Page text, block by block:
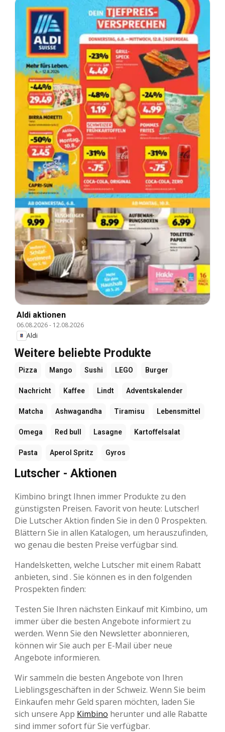
Aldi aktionen
06.08.2026- 12.08.2026
Aldi
Weitere beliebte Produkte
Pizza Mango Sushi LEGO Burger
Nachricht Kaffee Lindt Adventskalender
Matcha Ashwagandha Tiramisu Lebensmittel
Omega Red bull Lasagne Kartoffelsalat
Pasta Aperol Spritz Gyros
Lutscher - Aktionen
Kimbino bringt Ihnen immer Produkte zu den
günstigsten Preisen. Favorit von heute: Lutscher!
Die Lutscher Aktion finden Sie in den 0 Prospekten.
Blättern Sie in allen Katalogen, um herauszufinden,
wo genau die besten Preise verfügbar sind.
Handelsketten, welche Lutscher mit einem Rabatt
anbieten, sind . Sie können es in den folgenden
Prospekten finden:
Testen Sie Ihren nächsten Einkauf mit Kimbino, um
immer über die besten Angebote informiert zu
werden. Wenn Sie den Newsletter abonnieren,
können wir Sie auch per E-Mail über neue
Angebote informieren.
Wir sammeln die besten Angebote von Ihren
Lieblingsgeschäften in der Schweiz. Wenn Sie beim
Einkaufen mehr Geld sparen möchten, laden Sie
sich unsere App Kimbino herunter und alle Rabatte
sind immer sofort für Sie verfügbar.